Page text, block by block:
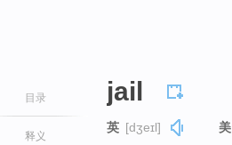
目录
释义
jail
英 [dʒeɪl] 美